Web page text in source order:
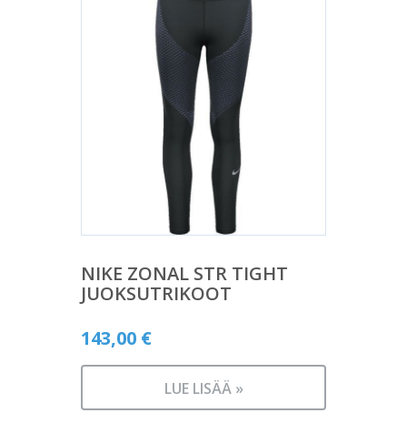
NIKE ZONAL STR TIGHT
JUOKSUTRIKOOT
143,00 €
LUE LISÄÄ »